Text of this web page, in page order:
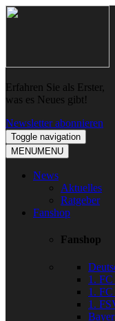
Skip
Skip
Erfahren Sie als Erster,
was es Neues gibt!
Newsletter abonnieren
Toggle navigation
MENUMENU
News
Aktuelles
Ratgeber
Fanshop
Fanshop
1.
1.
1.